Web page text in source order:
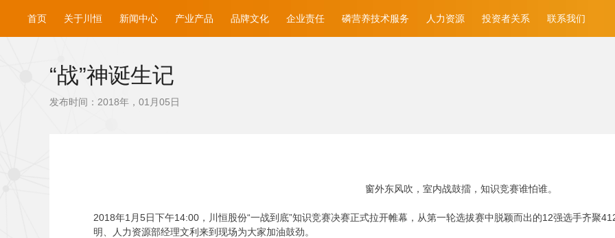
首页 关于川恒 新闻中心 产业产品 品牌文化 企业责任 磷营养技术服务 人力资源 投资者关系 联系我们
“战”神诞生记
发布时间：2018年，01月05日
窗外东风吹，室内战鼓擂，知识竞赛谁怕谁。
2018年1月5日下午14:00，川恒股份“一战到底”知识竞赛决赛正式拉开帷幕，从第一轮选拔赛中脱颖而出的12强选手齐聚
明、人力资源部经理文利来到现场为大家加油鼓劲。